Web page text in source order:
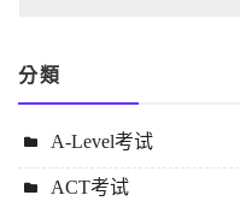
分類
A-Level考试
ACT考试